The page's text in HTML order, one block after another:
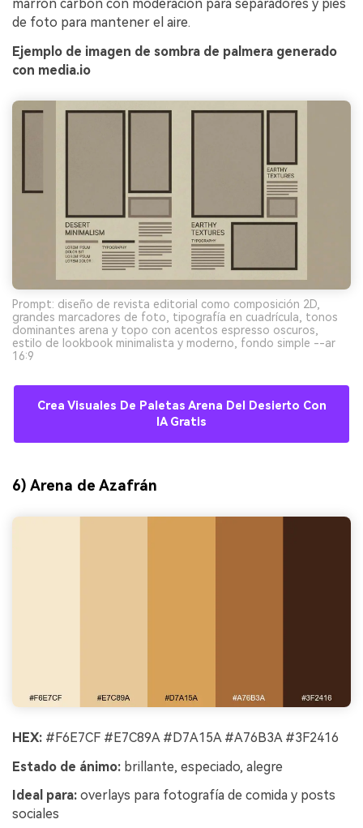
marrón carbón con moderación para separadores y pies
de foto para mantener el aire.
Ejemplo de imagen de sombra de palmera generado
con media.io
Prompt: diseño de revista editorial como composición 2D,
grandes marcadores de foto, tipografía en cuadrícula, tonos
dominantes arena y topo con acentos espresso oscuros,
estilo de lookbook minimalista y moderno, fondo simple --ar
16:9
Crea Visuales De Paletas Arena Del Desierto Con
IA Gratis
6) Arena de Azafrán
HEX: #F6E7CF #E7C89A #D7A15A #A76B3A #3F2416
Estado de ánimo: brillante, especiado, alegre
Ideal para: overlays para fotografía de comida y posts
sociales